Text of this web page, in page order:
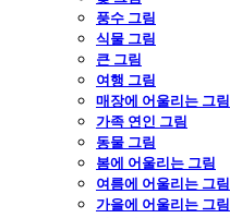
풍수 그림
식물 그림
큰 그림
여행 그림
매장에 어울리는 그림
가족 연인 그림
동물 그림
봄에 어울리는 그림
여름에 어울리는 그림
가을에 어울리는 그림